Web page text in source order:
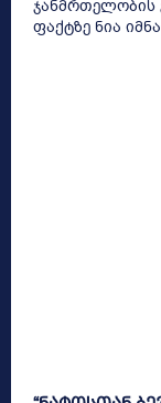
ჯანმრთელობის
ფაქტზე ნია